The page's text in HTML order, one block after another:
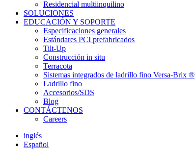
Residencial multiinquilino
SOLUCIONES
EDUCACIÓN Y SOPORTE
Especificaciones generales
Estándares PCI prefabricados
Tilt-Up
Construcción in situ
Terracota
Sistemas integrados de ladrillo fino Versa-Brix ®
Ladrillo fino
Accesorios/SDS
Blog
CONTÁCTENOS
Careers
inglés
Español